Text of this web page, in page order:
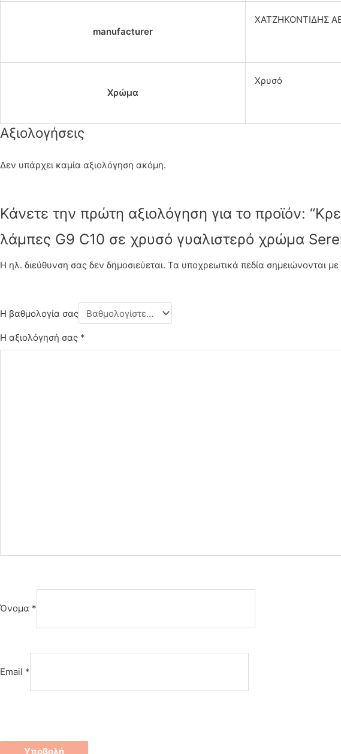
manufacturer
ΧΑΤΖΗΚΟΝΤΙΔΗΣ
Χρώμα
Χρυσό
Αξιολογήσεις
Δεν υπάρχει καμία αξιολόγηση ακόμη.
Κάνετε την πρώτη αξιολόγηση για το προϊόν:
λάμπες G9 C10 σε χρυσό γυαλιστερό χρώμα
Η ηλ. διεύθυνση σας δεν δημοσιεύεται. Τα υποχρεωτικά πεδία σημειώνονται με
Η βαθμολογία σας
Η αξιολόγησή σας *
Όνομα *
Email *